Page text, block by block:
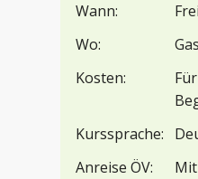
Wann:
Wo:
Kosten:
Kurssprache:
Anreise ÖV: